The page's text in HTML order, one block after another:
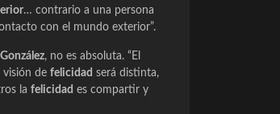
… contrario a una persona
con el mundo exterior”.
González, no es absoluta. “El
visión de felicidad será distinta,
la felicidad es compartir y